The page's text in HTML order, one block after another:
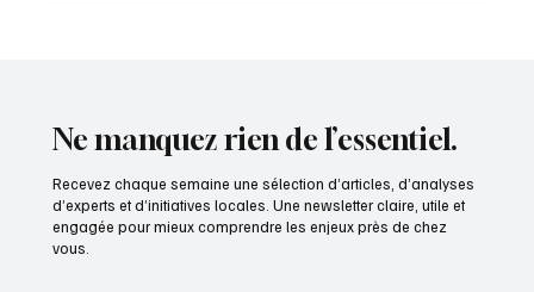
Ne manquez rien de l’essentiel.
Recevez chaque semaine une sélection d’articles, d’analyses
d’experts et d’initiatives locales. Une newsletter claire, utile et
engagée pour mieux comprendre les enjeux près de chez
vous.